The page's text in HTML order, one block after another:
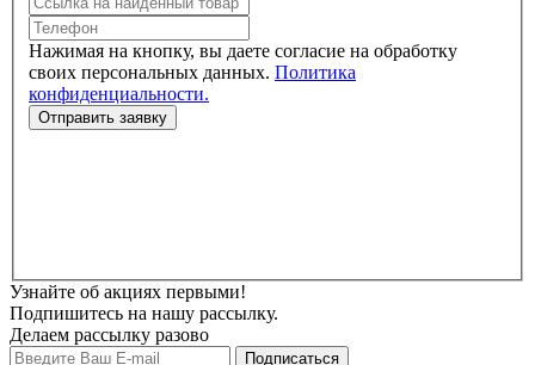
Нажимая на кнопку, вы даете согласие на обработку
своих персональных данных. Политика
конфиденциальности.
Узнайте об акциях первыми!
Подпишитесь на нашу рассылку.
Делаем рассылку разово